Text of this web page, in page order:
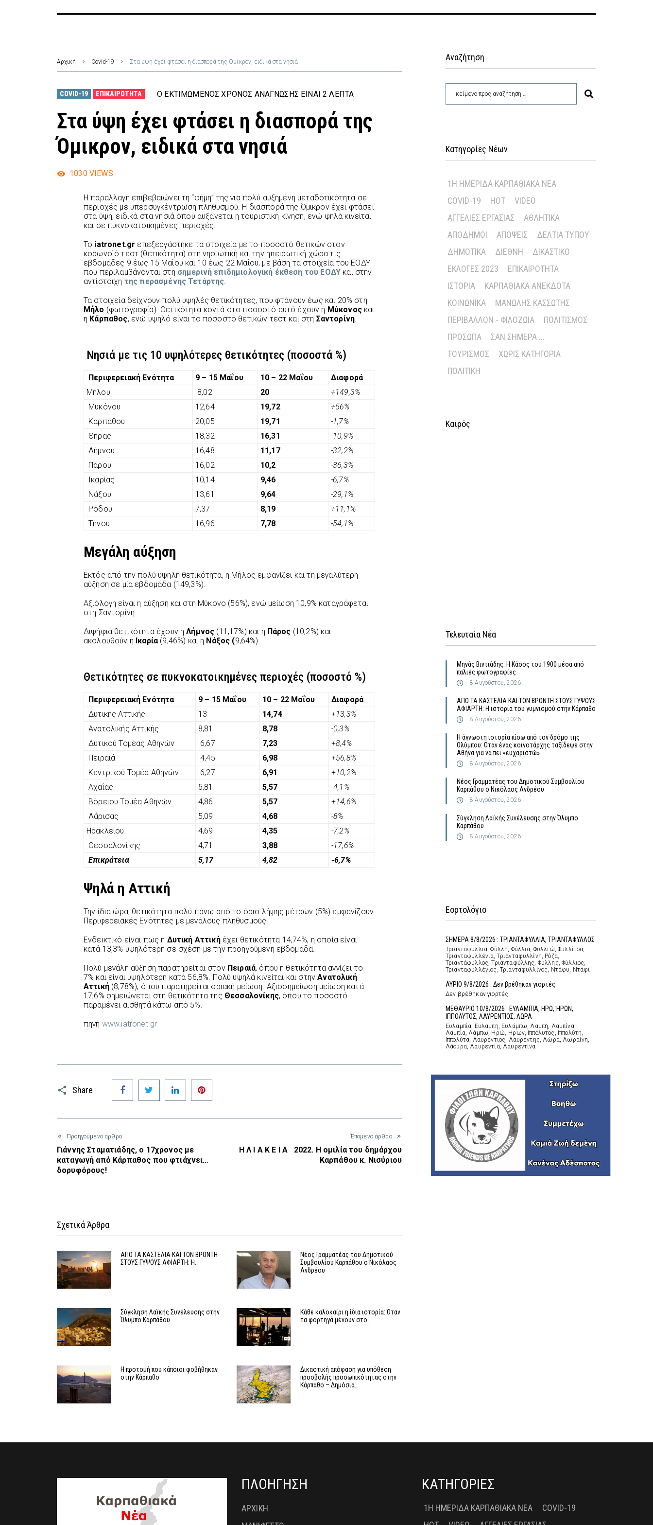
Αρχική Covid-19 Στα ύψη έχει φτάσει η διασπορά της Όμικρον, ειδικά στα νησιά
COVID-19 ΕΠΙΚΑΙΡΌΤΗΤΑ Ο ΕΚΤΙΜΏΜΕΝΟΣ ΧΡΌΝΟΣ ΑΝΆΓΝΩΣΗΣ ΕΊΝΑΙ 2 ΛΕΠΤΆ
Στα ύψη έχει φτάσει η διασπορά της
Όμικρον, ειδικά στα νησιά
1030 VIEWS
Η παραλλαγή επιβεβαιώνει τη “φήμη” της για πολύ αυξημένη μεταδοτικότητα σε
περιοχές με υπερσυγκέντρωση πληθυσμού. Η διασπορά της Όμικρον έχει φτάσει
στα ύψη, ειδικά στα νησιά όπου αυξάνεται η τουριστική κίνηση, ενώ ψηλά κινείται
και σε πυκνοκατοικημένες περιοχές.
Το iatronet.gr επεξεργάστηκε τα στοιχεία με το ποσοστό θετικών στον
κορωνοϊό τεστ (θετικότητα) στη νησιωτική και την ηπειρωτική χώρα τις
εβδομάδες 9 έως 15 Μαΐου και 10 έως 22 Μαΐου, με βάση τα στοιχεία του ΕΟΔΥ
που περιλαμβάνονται στη σημερινή επιδημιολογική έκθεση του ΕΟΔΥ και στην
αντίστοιχη της περασμένης Τετάρτης.
Τα στοιχεία δείχνουν πολύ υψηλές θετικότητες, που φτάνουν έως και 20% στη
Μήλο (φωτογραφία). Θετικότητα κοντά στο ποσοστό αυτό έχουν η Μύκονοςκαι
η Κάρπαθος, ενώ υψηλό είναι το ποσοστό θετικών τεστ και στη Σαντορίνη.
Νησιά με τις 10 υψηλότερες θετικότητες (ποσοστά %)
Περιφερειακή Ενότητα 9 – 15 Μαΐου 10 – 22 Μαΐου
Διαφορά
Μήλου
8,02 20
+149,3%
Μυκόνου
12,64 19,72
+56%
Καρπάθου
20,05 19,71
-1,7%
Θήρας
18,32 16,31
-10,9%
Λήμνου
16,48 11,17
-32,2%
Πάρου
16,02 10,2
-36,3%
Ικαρίας
10,14 9,46
-6,7%
Νάξου
13,61 9,64
-29,1%
Ρόδου
7,37 8,19
+11,1%
Τήνου
16,96 7,78 -54,1%
Μεγάλη αύξηση
Εκτός από την πολύ υψηλή θετικότητα, η Μήλος εμφανίζει και τη μεγαλύτερη
αύξηση σε μία εβδομάδα (149,3%).
Αξιόλογη είναι η αύξηση και στη Μύκονο (56%), ενώ μείωση 10,9% καταγράφεται
στη Σαντορίνη.
Διψήφια θετικότητα έχουν ηΛήμνος (11,17%) και η Πάρος (10,2%) και
ακολουθούν η Ικαρία(9,46%) και η Νάξος (9,64%).
Θετικότητες σε πυκνοκατοικημένες περιοχές (ποσοστό %)
Περιφερειακή Ενότητα 9 – 15 Μαΐου 10 – 22 Μαΐου
Διαφορά
Δυτικής Αττικής
13 14,74
+13,3%
Ανατολικής Αττικής
8,81 8,78
-0,3%
Δυτικού Τομέας Αθηνών
6,67 7,23
+8,4%
Πειραιά
4,45 6,98
+56,8%
Κεντρικού Τομέα Αθηνών
6,27 6,91
+10,2%
Αχαΐας
5,81 5,57
-4,1%
Βόρειου Τομέα Αθηνών
4,86 5,57
+14,6%
Λάρισας
5,09 4,68
-8%
Ηρακλείου
4,69 4,35
-7,2%
Θεσσαλονίκης
4,71 3,88
-17,6%
Επικράτεια
5,17 4,82 -6,7%
Ψηλά η Αττική
Την ίδια ώρα, θετικότητα πολύ πάνω από το όριο λήψης μέτρων (5%) εμφανίζουν
Περιφερειακές Ενότητες με μεγάλους πληθυσμούς.
Ενδεικτικό είναι πως η Δυτική Αττικήέχει θετικότητα 14,74%, η οποία είναι
κατά 13,3% υψηλότερη σε σχέση με την προηγούμενη εβδομάδα.
Πολύ μεγάλη αύξηση παρατηρείται στον Πειραιά, όπου η θετικότητα αγγίζει το
7% και είναι υψηλότερη κατά 56,8%. Πολύ υψηλά κινείται και στηνΑνατολική
Αττική(8,78%), όπου παρατηρείται οριακή μείωση. Αξιοσημείωση μείωση κατά
17,6% σημειώνεται στη θετικότητα της Θεσσαλονίκης, όπου το ποσοστό
παραμένει αισθητά κάτω από 5%.
πηγή www.iatronet.gr
Share
Facebook Twitter LinkedIn
Προηγούμενο άρθρο
Γιάννης Σταματιάδης, ο 17χρονος με
καταγωγή από Κάρπαθος που φτιάχνει…
δορυφόρους!
Έπόμενο άρθρο
Η Λ Ι Α Κ Ε Ι Α 2022. Η ομιλία του δημάρχου
Καρπάθου κ. Νισύριου
Σχετικά Άρθρα
ΑΠΟ ΤΑ ΚΑΣΤΕΛΙΑ ΚΑΙ ΤΟΝ ΒΡΟΝΤΗ
ΣΤΟΥΣ ΓΥΨΟΥΣ ΑΦΙΑΡΤΗ: Η…
Νέος Γραμματέας του Δημοτικού
Συμβουλίου Καρπάθου ο Νικόλαος
Ανδρέου
Σύγκληση Λαϊκής Συνέλευσης στην
Όλυμπο Καρπάθου
Κάθε καλοκαίρι η ίδια ιστορία: Όταν
τα φορτηγά μένουν στο…
Η προτομή που κάποιοι φοβήθηκαν
στην Κάρπαθο
Δικαστική απόφαση για υπόθεση
προσβολής προσωπικότητας στην
Κάρπαθο – Δημόσια…
Αναζήτηση
Κατηγορίες Νέων
1Η ΗΜΕΡΊΔΑ ΚΑΡΠΑΘΙΑΚΆ ΝΈΑ
COVID-19
HOT
VIDEO
ΑΓΓΕΛΊΕΣ ΕΡΓΑΣΊΑΣ
ΑΘΛΗΤΙΚΆ
ΑΠΌΔΗΜΟΙ
ΑΠΌΨΕΙΣ
ΔΕΛΤΊΑ ΤΎΠΟΥ
ΔΗΜΟΤΙΚΆ
ΔΙΕΘΝΉ
ΔΙΚΑΣΤΙΚΌ
ΕΚΛΟΓΈΣ 2023
ΕΠΙΚΑΙΡΌΤΗΤΑ
ΙΣΤΟΡΊΑ
ΚΑΡΠΑΘΙΑΚΆ ΑΝΈΚΔΟΤΑ
ΚΟΙΝΩΝΙΚΆ
ΜΑΝΏΛΗΣ ΚΑΣΣΏΤΗΣ
ΠΕΡΙΒΆΛΛΟΝ - ΦΙΛΟΖΩΊΑ
ΠΟΛΙΤΙΣΜΌΣ
ΠΡΌΣΩΠΑ
ΣΑΝ ΣΉΜΕΡΑ ...
ΤΟΥΡΙΣΜΌΣ
ΧΩΡΊΣ ΚΑΤΗΓΟΡΊΑ
ΠΟΛΙΤΙΚΉ
Καιρός
Τελευταία Νέα
Μηνάς Βιντιάδης: Η Κάσος του 1900 μέσα από
παλιές φωτογραφίες
8 Αυγούστου, 2026
ΑΠΟ ΤΑ ΚΑΣΤΕΛΙΑ ΚΑΙ ΤΟΝ ΒΡΟΝΤΗ ΣΤΟΥΣ ΓΥΨΟΥΣ
ΑΦΙΑΡΤΗ: Η ιστορία του γυμνισμού στην Κάρπαθο
8 Αυγούστου, 2026
Η άγνωστη ιστορία πίσω από τον δρόμο της
Ολύμπου: Όταν ένας κοινοτάρχης ταξίδεψε στην
Αθήνα για να πει «ευχαριστώ»
8 Αυγούστου, 2026
Νέος Γραμματέας του Δημοτικού Συμβουλίου
Καρπάθου ο Νικόλαος Ανδρέου
8 Αυγούστου, 2026
Σύγκληση Λαϊκής Συνέλευσης στην Όλυμπο
Καρπάθου
8 Αυγούστου, 2026
Εορτολόγιο
ΣΗΜΕΡΑ 8/8/2026 : ΤΡΙΑΝΤΑΦΥΛΛΙΑ, ΤΡΙΑΝΤΑΦΥΛΛΟΣ
Τριανταφυλλιά, Φύλλη, Φύλλια, Φυλλιώ, Φυλλίτσα,
Τριανταφυλλένια, Τριανταφυλλίνη, Ρόζα,
Τριαντάφυλλος, Τριανταφύλλης, Φύλλης, Φύλλιος,
Τριανταφυλλένιος, Τριανταφυλλίνος, Ντάφυ, Ντάφι
ΑΥΡΙΟ 9/8/2026 : Δεν βρέθηκαν γιορτές
Δεν βρέθηκαν γιορτές
ΜΕΘΑΥΡΙΟ 10/8/2026 : ΕΥΛΑΜΠΙΑ, ΗΡΩ, ΉΡΩΝ,
ΙΠΠΟΛΥΤΟΣ, ΛΑΥΡΕΝΤΙΟΣ, ΛΩΡΑ
Ευλαμπία, Ευλαμπή, Ευλάμπω, Λαμπή, Λαμπίνα,
Λαμπία, Λάμπω, Ηρώ, Ήρων, Ιππόλυτος, Ιππολύτη,
Ιππολύτα, Λαυρέντιος, Λαυρέντης, Λώρα, Λωραίνη,
Λάουρα, Λαυρεντία, Λαυρεντίνα
ΠΛΟΗΓΗΣΗ
ΑΡΧΙΚΗ
ΚΑΤΗΓΟΡΙΕΣ
1Η ΗΜΕΡΊΔΑ ΚΑΡΠΑΘΙΑΚΆ ΝΈΑ
COVID-19